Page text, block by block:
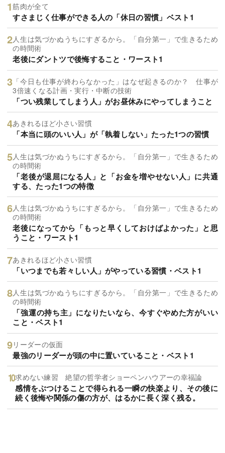
筋肉が全て
すさまじく仕事ができる人の「休日の習慣」ベスト1
人生は気づかぬうちにすぎるから。「自分第一」で生きるため
の時間術
老後にダントツで後悔すること・ワースト1
「今日も仕事が終わらなかった」はなぜ起きるのか？ 仕事が
3倍速くなる計画・実行・中断の技術
「つい残業してしまう人」がお昼休みにやってしまうこと
あきれるほど小さい習慣
「本当に頭のいい人」が「執着しない」たった1つの習慣
人生は気づかぬうちにすぎるから。「自分第一」で生きるため
の時間術
「老後が退屈になる人」と「お金を増やせない人」に共通
する、たった1つの特徴
人生は気づかぬうちにすぎるから。「自分第一」で生きるため
の時間術
老後になってから「もっと早くしておけばよかった」と思
うこと・ワースト1
あきれるほど小さい習慣
「いつまでも若々しい人」がやっている習慣・ベスト1
人生は気づかぬうちにすぎるから。「自分第一」で生きるため
の時間術
「強運の持ち主」になりたいなら、今すぐやめた方がいい
こと・ベスト1
リーダーの仮面
最強のリーダーが頭の中に置いていること・ベスト1
求めない練習 絶望の哲学者ショーペンハウアーの幸福論
感情をぶつけることで得られる一瞬の快楽より、その後に
続く後悔や関係の傷の方が、はるかに長く深く残る。